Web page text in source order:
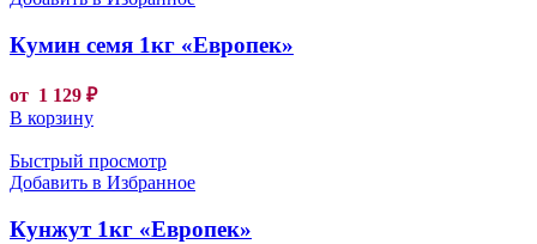
Кумин семя 1кг «Европек»
от 1 129 ₽
В корзину
Быстрый просмотр
Добавить в Избранное
Кунжут 1кг «Европек»